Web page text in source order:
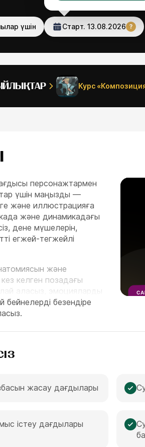
үшін Старт. 13.08.2026 ?
Курс«
персонажтармен
үшін маңызды —
және иллюстрацияға
және динамикадағы
дене мүшелерін,
егжей-тегжейлі
және
келген позадағы
аласыз, эмоцияларды
бейнелерді безендіре
жасау дағдылары
істеу дағдылары